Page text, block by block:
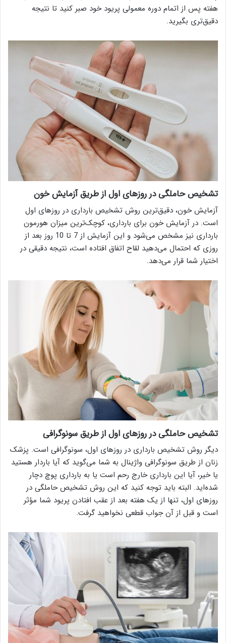
هفته پس از اتمام دوره معمولی پریود خود صبر کنید تا نتیجه
دقیق‌تری بگیرید.
تشخیص حاملگی در روزهای اول از طریق آزمایش خون
آزمایش خون، دقیق‌ترین روش تشخیص بارداری در روزهای اول
است. در آزمایش خون برای بارداری، کوچک‌ترین میزان هورمون
بارداری نیز مشخص می‌شود و این آزمایش از 7 تا 10 روز بعد از
روزی که احتمال می‌دهید لقاح اتفاق افتاده است، نتیجه دقیقی در
اختیار شما قرار می‌دهد.
تشخیص حاملگی در روزهای اول از طریق سونوگرافی
دیگر روش تشخیص بارداری در روزهای اول، سونوگرافی است. پزشک
زنان از طریق سونوگرافی واژینال به شما می‌گوید که آیا باردار هستید
یا خیر، آیا این بارداری خارج رحم است یا به بارداری پوچ دچار
شده‌اید. البته باید توجه کنید که این روش تشخیص حاملگی در
روزهای اول، تنها از یک هفته بعد از عقب افتادن پریود شما مؤثر
است و قبل از آن جواب قطعی نخواهید گرفت.